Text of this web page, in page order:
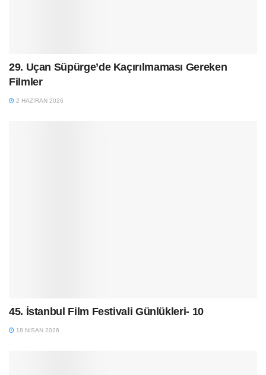
29. Uçan Süpürge’de Kaçırılmaması Gereken
Filmler
2 HAZIRAN 2026
45. İstanbul Film Festivali Günlükleri- 10
18 NISAN 2026